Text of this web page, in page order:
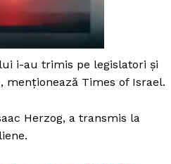
i-au trimis pe legislatori şi
Times of Israel.
Herzog, a transmis la